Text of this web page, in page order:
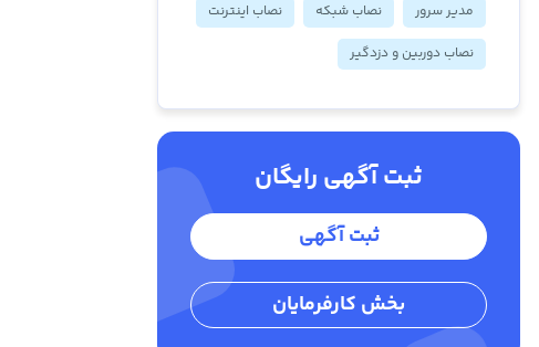
مدیر سرور
نصاب شبکه
نصاب اینترنت
نصاب دوربین و دزدگیر
ثبت آگهی رایگان
ثبت آگهی
بخش کارفرمایان